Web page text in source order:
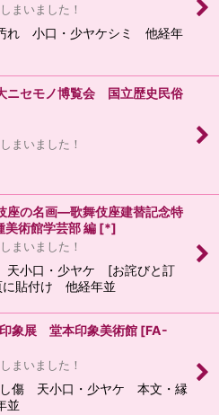
まいました！
れ 小口・少ヤケシミ 他経年
セモノ博覧会 国立歴史民俗
まいました！
座の名画―歌舞伎座建替記念特
術館学芸部 編 [*]
まいました！
天小口・少ヤケ [お詫びと訂
に貼付け 他経年並
象展 堂本印象美術館 [FA-
まいました！
し傷 天小口・少ヤケ 本文・縁
並